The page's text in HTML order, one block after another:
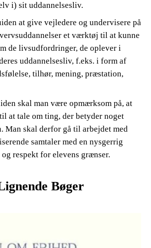
i) sit uddannelsesliv.
at give vejledere og undervisere på
et værktøj til at kunne
de livsudfordringer, de oplever i
uddannelsesliv, f.eks. i form af
tilhør, mening, præstation,
skal man være opmærksom på, at
at tale om ting, der betyder noget
Man skal derfor gå til arbejdet med
samtaler med en nysgerrig
respekt for elevens grænser.
Bøger